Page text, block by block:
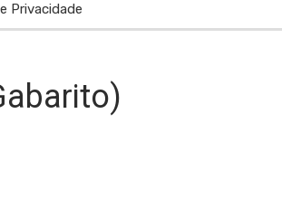
Privacidade